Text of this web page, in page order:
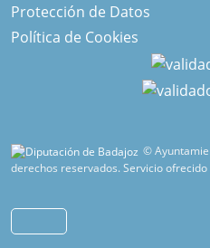
Protección de Datos
Política de Cookies
©
derechos reservados.Servicio